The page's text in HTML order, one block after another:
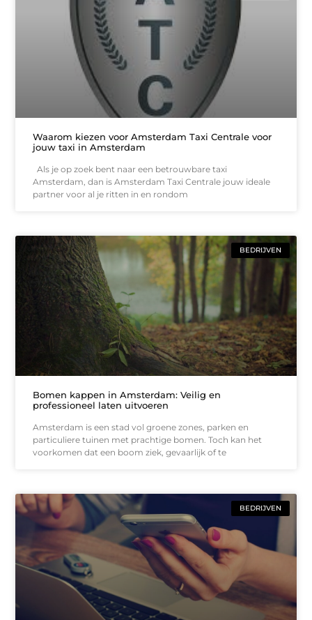
Waarom kiezen voor Amsterdam Taxi Centrale voor
jouw taxi in Amsterdam
Als je op zoek bent naar een betrouwbare taxi
Amsterdam, dan is Amsterdam Taxi Centrale jouw ideale
partner voor al je ritten in en rondom
BEDRIJVEN
Bomen kappen in Amsterdam: Veilig en
professioneel laten uitvoeren
Amsterdam is een stad vol groene zones, parken en
particuliere tuinen met prachtige bomen. Toch kan het
voorkomen dat een boom ziek, gevaarlijk of te
BEDRIJVEN